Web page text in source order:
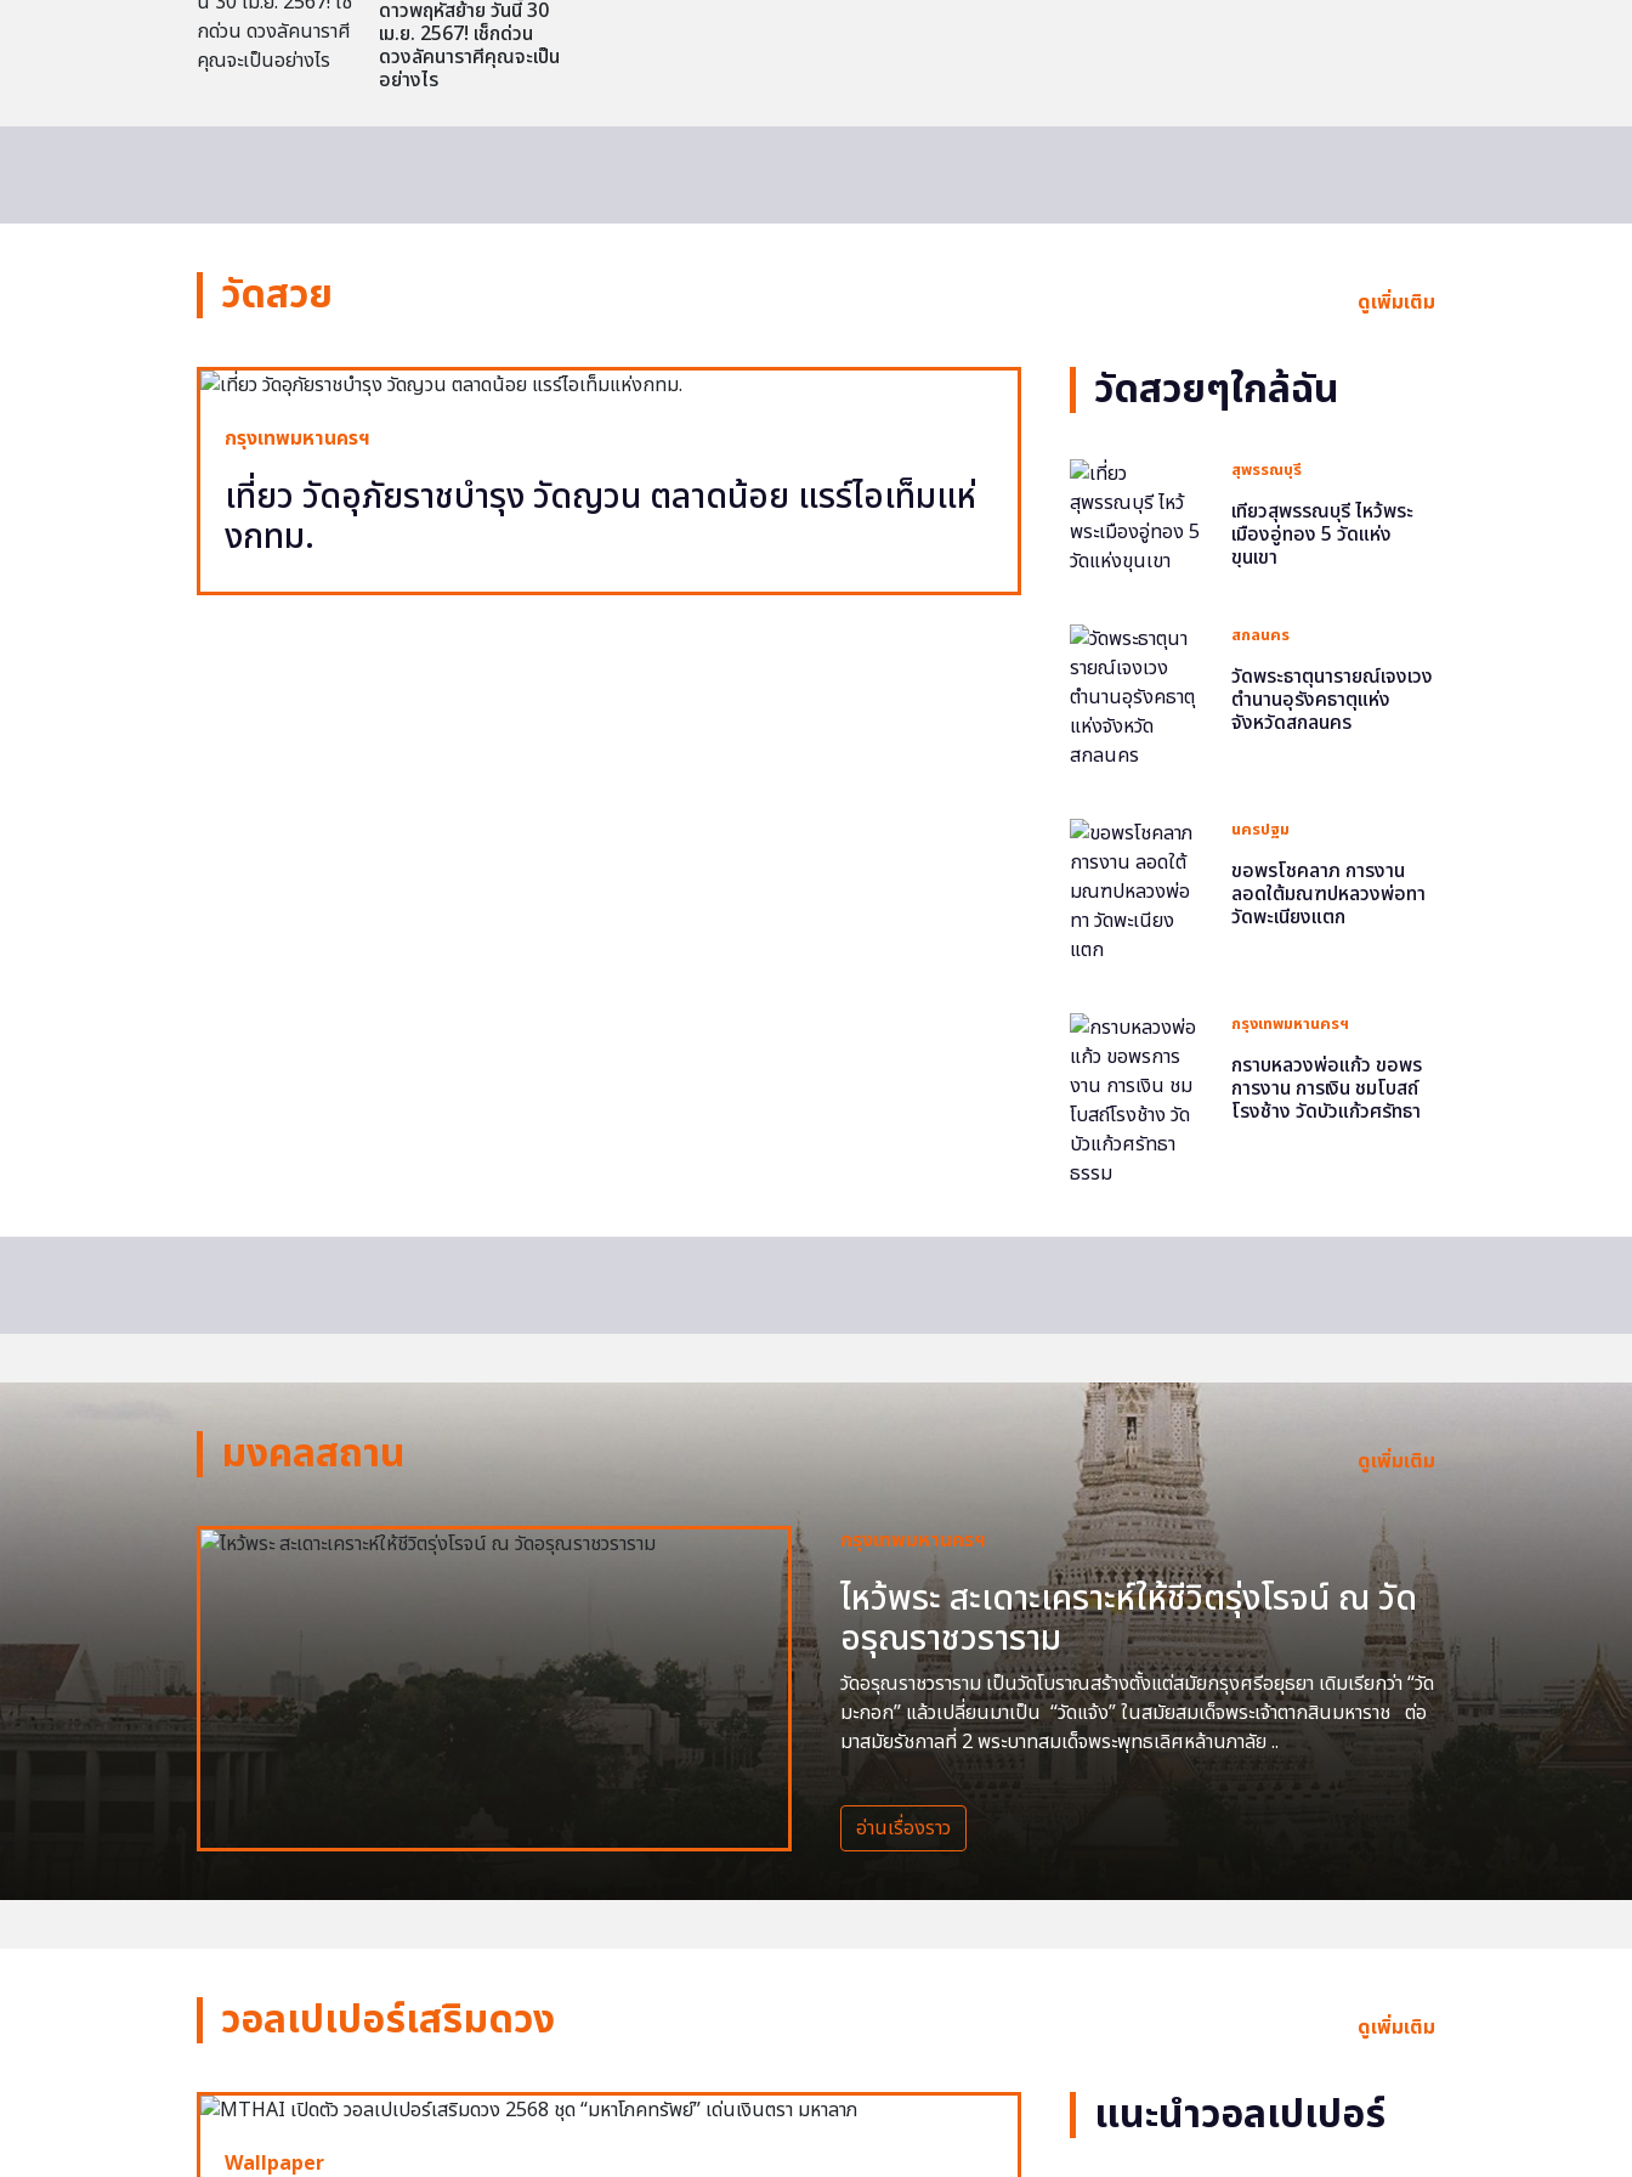
ดาวพฤหัสย้าย วันนี้ 30
เม.ย. 2567! เช็กด่วน
ดวงลัคนาราศีคุณจะเป็น
อย่างไร
วัดสวย ดูเพิ่มเติม
กรุงเทพมหานครฯ
เที่ยว วัดอุภัยราชบำรุง วัดญวน ตลาดน้อย แรร์ไอเท็มแห่
งกทม.
วัดสวยๆใกล้ฉัน
สุพรรณบุรี
เที่ยวสุพรรณบุรี ไหว้พระ
เมืองอู่ทอง 5 วัดแห่ง
ขุนเขา
สกลนคร
วัดพระธาตุนารายณ์เจงเวง
ตำนานอุรังคธาตุแห่ง
จังหวัดสกลนคร
นครปฐม
ขอพรโชคลาภ การงาน
ลอดใต้มณฑปหลวงพ่อทา
วัดพะเนียงแตก
กรุงเทพมหานครฯ
กราบหลวงพ่อแก้ว ขอพร
การงาน การเงิน ชมโบสถ์
โรงช้าง วัดบัวแก้วศรัทธา
มงคลสถาน ดูเพิ่มเติม
กรุงเทพมหานครฯ
ไหว้พระ สะเดาะเคราะห์ให้ชีวิตรุ่งโรจน์ ณ วัด
อรุณราชวราราม
วัดอรุณราชวราราม เป็นวัดโบราณสร้างตั้งแต่สมัยกรุงศรีอยุธยา เดิมเรียกว่า “วัด
มะกอก” แล้วเปลี่ยนมาเป็น “วัดแจ้ง” ในสมัยสมเด็จพระเจ้าตากสินมหาราช ต่อ
มาสมัยรัชกาลที่ 2 พระบาทสมเด็จพระพุทธเลิศหล้านภาลัย ..
อ่านเรื่องราว
วอลเปเปอร์เสริมดวง ดูเพิ่มเติม
Wallpaper
แนะนำวอลเปเปอร์